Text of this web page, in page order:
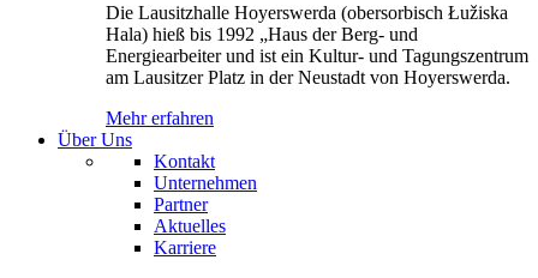
Die Lausitzhalle Hoyerswerda (obersorbisch Łužiska
Hala) hieß bis 1992 „Haus der Berg- und
Energiearbeiter und ist ein Kultur- und Tagungszentrum
am Lausitzer Platz in der Neustadt von Hoyerswerda.
Mehr erfahren
Über Uns
Kontakt
Unternehmen
Partner
Aktuelles
Karriere